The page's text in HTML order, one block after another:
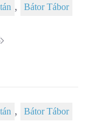
, Bátor Tábor
, Bátor Tábor